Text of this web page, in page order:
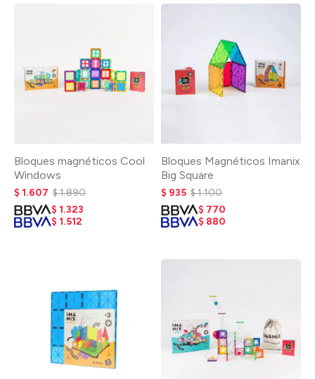
Bloques magnéticos Cool
Windows
$ 1.607 $1.890
$ 1.323
$ 1.512
Bloques Magnéticos Imanix
Big Square
$ 935 $1.100
$ 770
$ 880